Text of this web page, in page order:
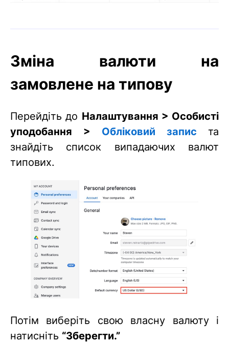
Зміна валюти на
замовлене на типову
Перейдіть до Налаштування > Особисті
уподобання > Обліковий запис
та
знайдіть список випадаючих валют
типових.
Потім виберіть свою власну валюту і
натисніть “Зберегти.”